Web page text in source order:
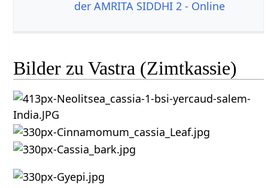
der AMRITA SIDDHI 2 - Online
Bilder zu Vastra (Zimtkassie)